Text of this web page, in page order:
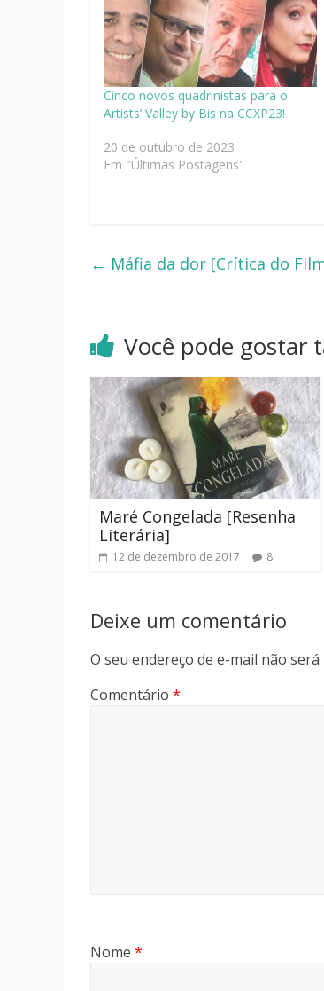
Cinco novos quadrinistas para o
Artists’ Valley by Bis na CCXP23!
20 de outubro de 2023
Em "Últimas Postagens"
← Máfia da dor [Crítica do
Você pode gostar
Maré Congelada [Resenha
Literária]
12 de dezembro de 2017 8
Deixe um comentário
O seu endereço de e-mail não será
Comentário *
Nome *